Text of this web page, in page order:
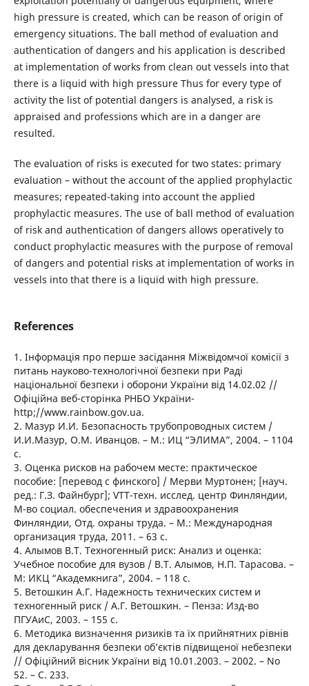
high pressure is created, which can be reason of origin of
emergency situations. The ball method of evaluation and
authentication of dangers and his application is described
at implementation of works from clean out vessels into that
there is a liquid with high pressure Thus for every type of
activity the list of potential dangers is analysed, a risk is
appraised and professions which are in a danger are
resulted.
The evaluation of risks is executed for two states: primary
evaluation – without the account of the applied prophylactic
measures; repeated-taking into account the applied
prophylactic measures. The use of ball method of evaluation
of risk and authentication of dangers allows operatively to
conduct prophylactic measures with the purpose of removal
of dangers and potential risks at implementation of works in
vessels into that there is a liquid with high pressure.
References
1. Інформація про перше засідання Міжвідомчої комісії з
питань науково-технологічної безпеки при Раді
національної безпеки і оборони України від 14.02.02 //
Офіційна веб-сторінка РНБО України-
http;//www.rainbow.gov.ua.
2. Мазур И.И. Безопасность трубопроводных систем /
И.И.Мазур, О.М. Иванцов. – М.: ИЦ “ЭЛИМА”, 2004. – 1104
с.
3. Оценка рисков на рабочем месте: практическое
пособие: [перевод с финского] / Мерви Муртонен; [науч.
ред.: Г.З. Файнбург]; VTT-техн. исслед. центр Финляндии,
М-во социал. обеспечения и здравоохранения
Финляндии, Отд. охраны труда. – М.: Международная
организация труда, 2011. – 63 с.
4. Алымов В.Т. Техногенный риск: Анализ и оценка:
Учебное пособие для вузов / В.Т. Алымов, Н.П. Тарасова. –
М: ИКЦ “Академкнига”, 2004. – 118 с.
5. Ветошкин А.Г. Надежность технических систем и
техногенный риск / А.Г. Ветошкин. – Пенза: Изд-во
ПГУАиС, 2003. – 155 с.
6. Методика визначення ризиків та їх прийнятних рівнів
для декларування безпеки об’єктів підвищеної небезпеки
// Офіційний вісник України від 10.01.2003. – 2002. – No
52. – С. 233.